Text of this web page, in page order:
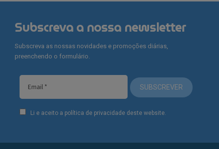
Subscreva a nossa newsletter
Subscreva as nossas novidades e promoções diárias,
preenchendo o formulário.
SUBSCREVER
Li e aceito a política de privacidade deste website.